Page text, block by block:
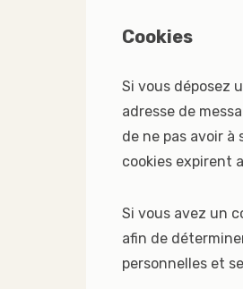
Cookies
Si vous déposez
adresse de
de ne pas avoir
cookies expirent
Si vous avez un
afin de
personnelles et